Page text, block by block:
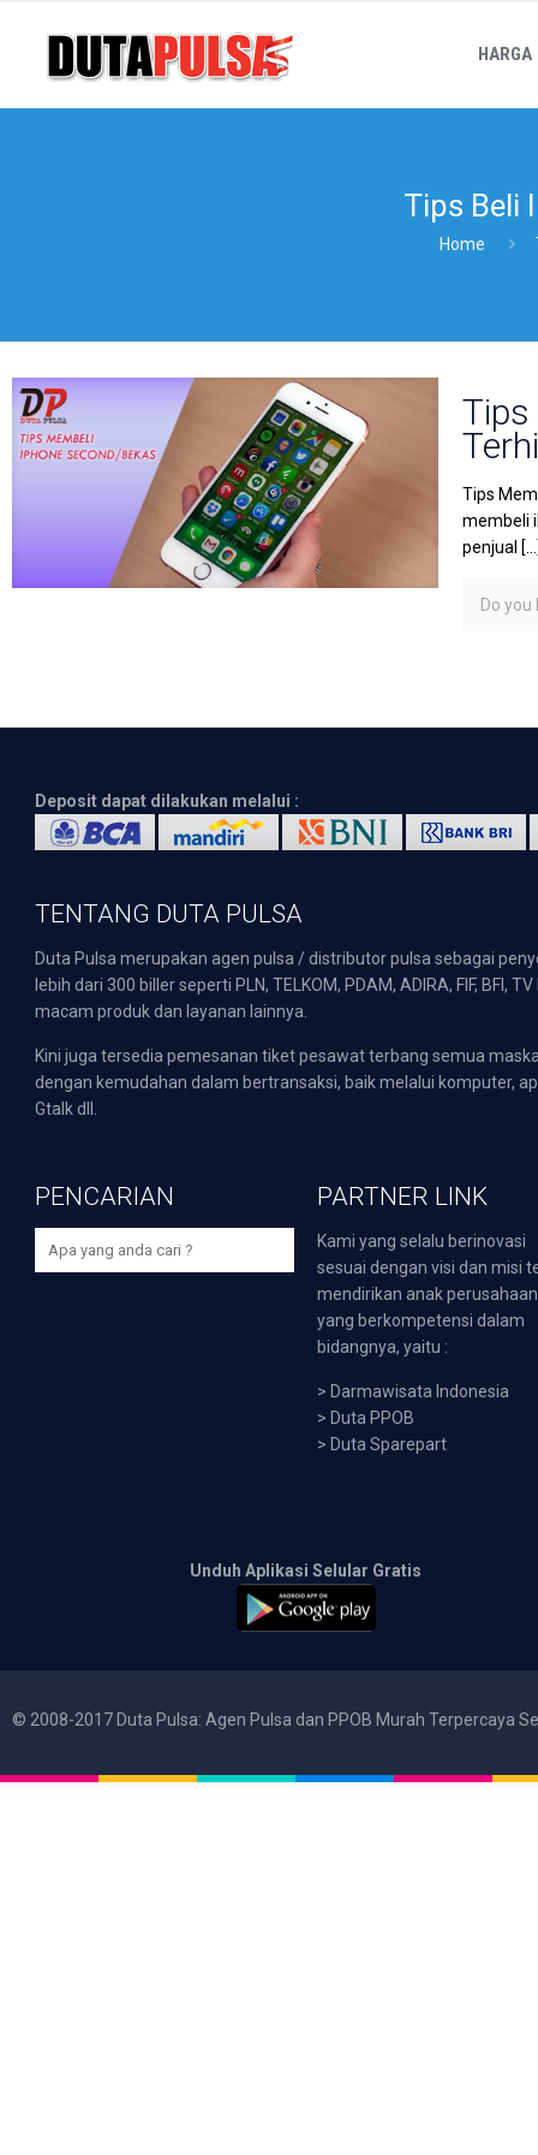
HARGA
Tips Beli
Home
Tips
Tips
membeli
penjual
Do you
Deposit dapat dilakukan melalui :
TENTANG DUTA PULSA
Duta Pulsa merupakan agen pulsa / distributor pulsa sebagai
lebih dari 300 biller seperti PLN, TELKOM, PDAM, ADIRA, FIF,
macam produk dan layanan lainnya.
Kini juga tersedia pemesanan tiket pesawat terbang semua
dengan kemudahan dalam bertransaksi, baik melalui komputer,
Gtalk dll.
PENCARIAN PARTNER LINK
Kami yang selalu berinovasi
sesuai dengan visi dan misi
mendirikan anak perusahaan
yang berkompetensi dalam
bidangnya, yaitu :
> Darmawisata Indonesia
> Duta PPOB
> Duta Sparepart
Unduh Aplikasi Selular Gratis
© 2008-2017 Duta Pulsa: Agen Pulsa dan PPOB Murah Terpercaya